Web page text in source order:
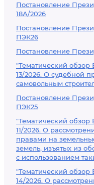
Постановление
18А/2026
Постановление
ПЭК26
Постановление
"Тематический
13/2026. О судебной
самовольным
Постановление
ПЭК25
"Тематический
11/2026. О
правами на
земель, изъятых из
с использованием
"Тематический
14/2026. О